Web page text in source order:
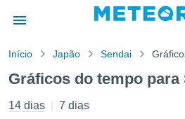
da
foi
Início Japão Sendai
Gráficos do tempo para
14 dias 7 dias